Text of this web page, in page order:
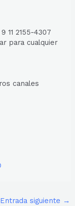
11 2155-4307
para cualquier
canales
Entrada siguiente →